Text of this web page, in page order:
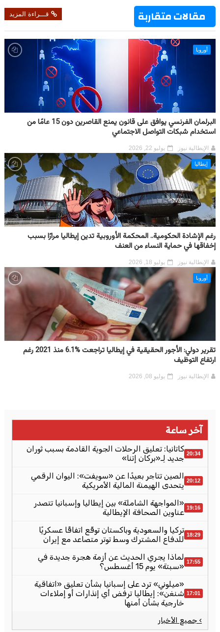
مقالات متقاربة قـــراءة المزيد
أوروبا
البرلمان الفرنسي يوافق على قانون يمنع القاصرين دون 15 عامًا من
استخدام شبكات التواصل الاجتماعي
الإيطالية نيوز يوليو 22, 2026
إيطاليا
رغم الإشادة الحكومية.. المحكمة الأوروبية تدين إيطاليا مرارًا بسبب
إخفاقها في حماية النساء من العنف
الإيطالية نيوز يوليو 18, 2026
أوروبا
تقرير دولي: الأجور الحقيقية في إيطاليا تراجعت %6.1 منذ 2021 رغم
ارتفاع التوظيف
الإيطالية نيوز يوليو 08, 2026
آخر ساعة
20:34 كاتانيا: تعليق الرحلات الجوية القادمة بسبب ثوران
جديد لِـ«بركان إتنا»
20:12 الصين تتاجر بعيدًا عن «سويفت»: اليوان الرقمي
يتحدى الهيمنة المالية الأمريكية
19:16 «المواجهة الشاملة» بين إيطاليا وإسبانيا تتصدر
عناوين الصحافة الإيطالية
18:29 تركيا والسعودية وباكستان توقّع اتفاقًا عسكريًا
للدفاع المشترك وسط توتر متصاعد مع إيران
17:55 لماذا يجري الحديث عن أزمة هجرة جديدة في
«سبتة» يوم 15 أغسطس؟
17:01
«ميلوني» ترد على إسبانيا بشأن تعليق «اتفاقية
شنغن»: إيطاليا ترفض أي إنذارات أو إملاءات
خارجية بشأن أمنها
› جميع الأخبار